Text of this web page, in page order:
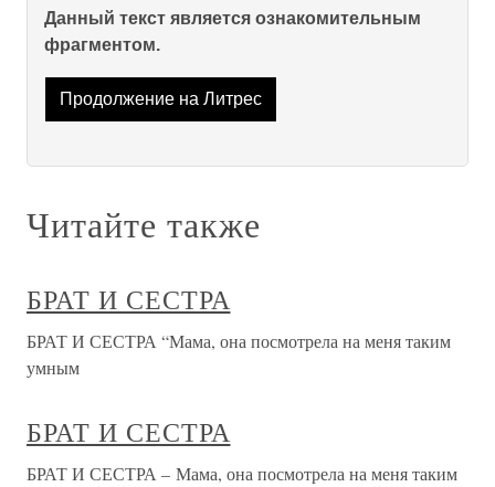
Данный текст является ознакомительным
фрагментом.
Продолжение на Литрес
Читайте также
БРАТ И СЕСТРА
БРАТ И СЕСТРА “Мама, она посмотрела на меня таким
умным
БРАТ И СЕСТРА
БРАТ И СЕСТРА – Мама, она посмотрела на меня таким